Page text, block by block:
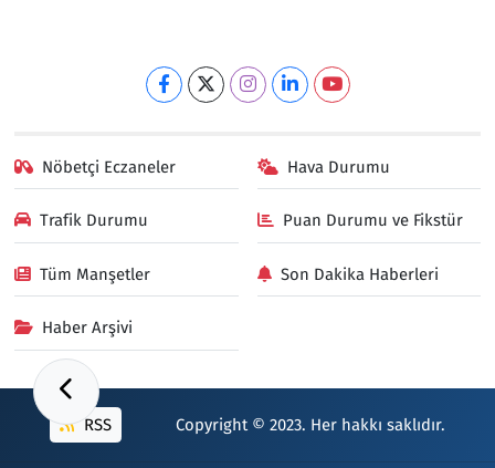
Nöbetçi Eczaneler Hava Durumu
Trafik Durumu Puan Durumu ve Fikstür
Tüm Manşetler Son Dakika Haberleri
Haber Arşivi
RSS Copyright © 2023. Her hakkı saklıdır.